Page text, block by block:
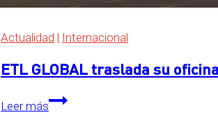
Actualidad | Internacional
ETL GLOBAL traslada su
Leer más
ETL
GLOBAL